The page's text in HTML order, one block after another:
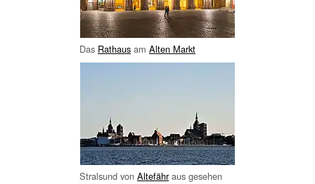
Das Rathaus am Alten Markt
Stralsund von Altefähraus gesehen